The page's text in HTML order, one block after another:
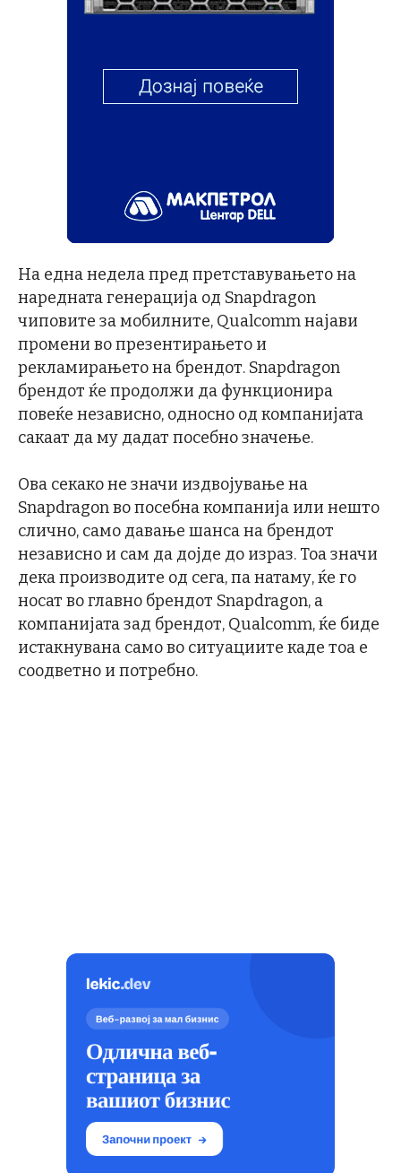
На една недела пред претставувањето на
наредната генерација од Snapdragon
чиповите за мобилните, Qualcomm најави
промени во презентирањето и
рекламирањето на брендот. Snapdragon
брендот ќе продолжи да функционира
повеќе независно, односно од компанијата
сакаат да му дадат посебно значење.
Ова секако не значи издвојување на
Snapdragon во посебна компанија или нешто
слично, само давање шанса на брендот
независно и сам да дојде до израз. Тоа значи
дека производите од сега, па натаму, ќе го
носат во главно брендот Snapdragon, а
компанијата зад брендот, Qualcomm, ќе биде
истакнувана само во ситуациите каде тоа е
соодветно и потребно.